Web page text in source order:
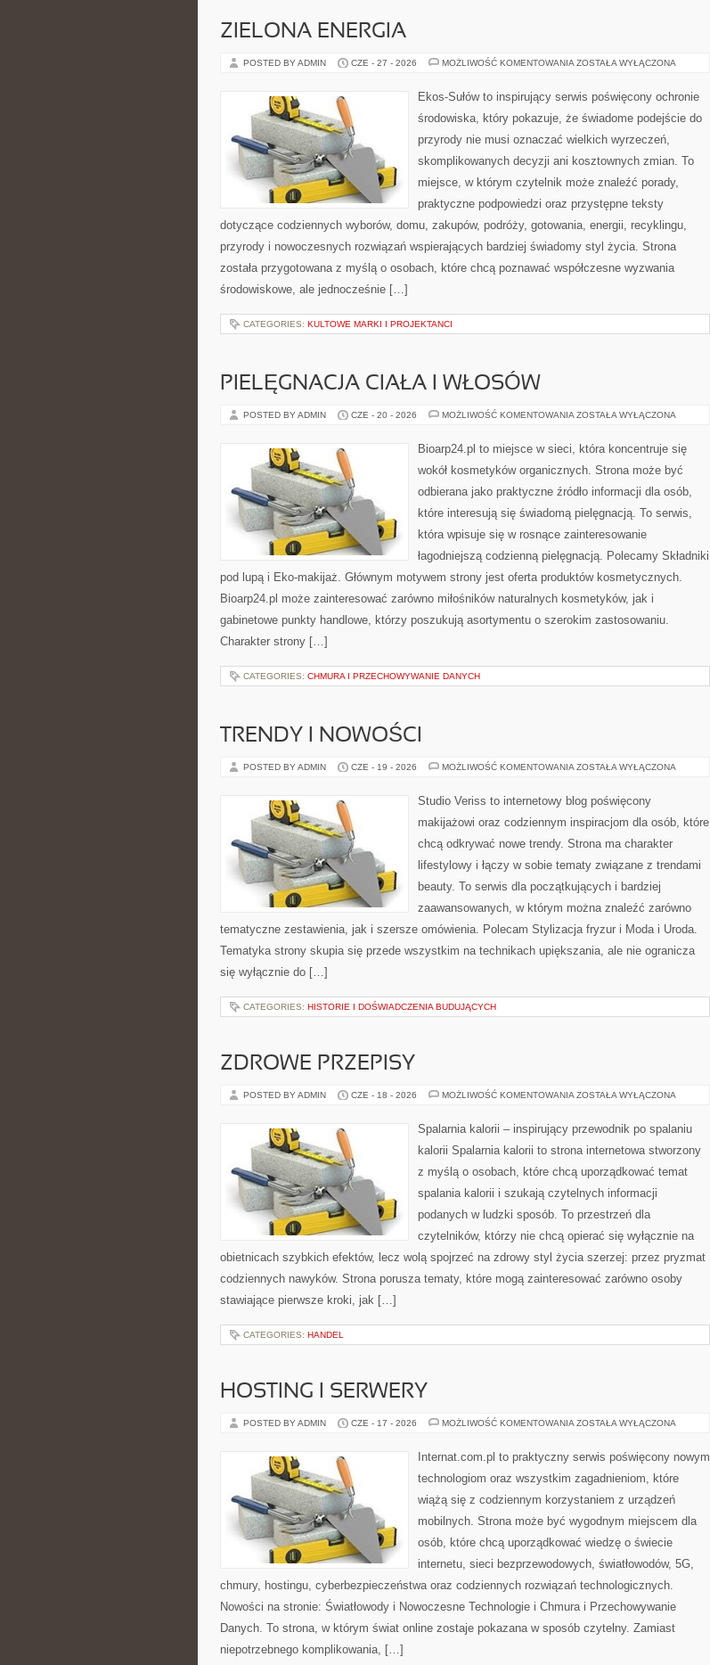
ZIELONA ENERGIA
POSTED BY ADMIN CZE - 27 - 2026 MOŻLIWOŚĆ KOMENTOWANIA ZIELONA
ZOSTAŁA WYŁĄCZONA
Ekos-Sułów to inspirujący serwis poświęcony ochronie
środowiska, który pokazuje, że świadome podejście do
przyrody nie musi oznaczać wielkich wyrzeczeń,
skomplikowanych decyzji ani kosztownych zmian. To
miejsce, w którym czytelnik może znaleźć porady,
praktyczne podpowiedzi oraz przystępne teksty
dotyczące codziennych wyborów, domu, zakupów, podróży, gotowania, energii, recyklingu,
przyrody i nowoczesnych rozwiązań wspierających bardziej świadomy styl życia. Strona
została przygotowana z myślą o osobach, które chcą poznawać współczesne wyzwania
środowiskowe, ale jednocześnie […]
CATEGORIES: KULTOWE MARKI I PROJEKTANCI
PIELĘGNACJA CIAŁA I WŁOSÓW
POSTED BY ADMIN CZE - 20 - 2026 MOŻLIWOŚĆ KOMENTOWANIA PIELĘGNACJA
WŁOSÓW
ZOSTAŁA WYŁĄCZONA
Bioarp24.pl to miejsce w sieci, która koncentruje się
wokół kosmetyków organicznych. Strona może być
odbierana jako praktyczne źródło informacji dla osób,
które interesują się świadomą pielęgnacją. To serwis,
która wpisuje się w rosnące zainteresowanie
łagodniejszą codzienną pielęgnacją. Polecamy Składniki
pod lupą i Eko-makijaż. Głównym motywem strony jest oferta produktów kosmetycznych.
Bioarp24.pl może zainteresować zarówno miłośników naturalnych kosmetyków, jak i
gabinetowe punkty handlowe, którzy poszukują asortymentu o szerokim zastosowaniu.
Charakter strony […]
CATEGORIES: CHMURA I PRZECHOWYWANIE DANYCH
TRENDY I NOWOŚCI
POSTED BY ADMIN CZE - 19 - 2026 MOŻLIWOŚĆ KOMENTOWANIA TRENDY
ZOSTAŁA WYŁĄCZONA
Studio Veriss to internetowy blog poświęcony
makijażowi oraz codziennym inspiracjom dla osób, które
chcą odkrywać nowe trendy. Strona ma charakter
lifestylowy i łączy w sobie tematy związane z trendami
beauty. To serwis dla początkujących i bardziej
zaawansowanych, w którym można znaleźć zarówno
tematyczne zestawienia, jak i szersze omówienia. Polecam Stylizacja fryzur i Moda i Uroda.
Tematyka strony skupia się przede wszystkim na technikach upiększania, ale nie ogranicza
się wyłącznie do […]
CATEGORIES: HISTORIE I DOŚWIADCZENIA BUDUJĄCYCH
ZDROWE PRZEPISY
POSTED BY ADMIN CZE - 18 - 2026 MOŻLIWOŚĆ KOMENTOWANIA ZDROWE
ZOSTAŁA WYŁĄCZONA
Spalarnia kalorii – inspirujący przewodnik po spalaniu
kalorii Spalarnia kalorii to strona internetowa stworzony
z myślą o osobach, które chcą uporządkować temat
spalania kalorii i szukają czytelnych informacji
podanych w ludzki sposób. To przestrzeń dla
czytelników, którzy nie chcą opierać się wyłącznie na
obietnicach szybkich efektów, lecz wolą spojrzeć na zdrowy styl życia szerzej: przez pryzmat
codziennych nawyków. Strona porusza tematy, które mogą zainteresować zarówno osoby
stawiające pierwsze kroki, jak […]
CATEGORIES: HANDEL
HOSTING I SERWERY
POSTED BY ADMIN CZE - 17 - 2026 MOŻLIWOŚĆ KOMENTOWANIA HOSTING
ZOSTAŁA WYŁĄCZONA
Internat.com.pl to praktyczny serwis poświęcony nowym
technologiom oraz wszystkim zagadnieniom, które
wiążą się z codziennym korzystaniem z urządzeń
mobilnych. Strona może być wygodnym miejscem dla
osób, które chcą uporządkować wiedzę o świecie
internetu, sieci bezprzewodowych, światłowodów, 5G,
chmury, hostingu, cyberbezpieczeństwa oraz codziennych rozwiązań technologicznych.
Nowości na stronie: Światłowody i Nowoczesne Technologie i Chmura i Przechowywanie
Danych. To strona, w którym świat online zostaje pokazana w sposób czytelny. Zamiast
niepotrzebnego komplikowania, […]